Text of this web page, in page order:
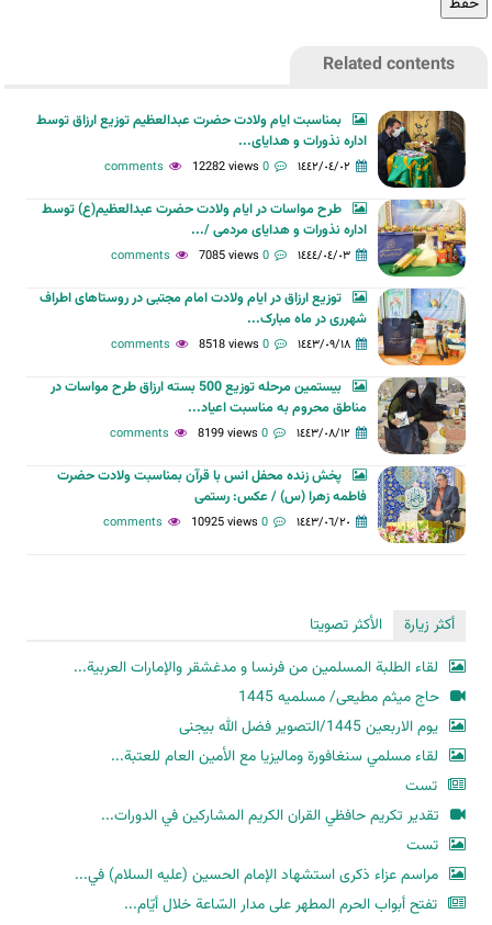
Related contents
بمناسبت ایام ولادت حضرت عبدالعظیم توزیع ارزاق توسط
اداره نذورات و هدایای...
١٤٤٢/٠٤/٠٢ 0 comments
12282 views
طرح مواسات در ایام ولادت حضرت عبدالعظیم(ع) توسط
اداره نذورات و هدایای مردمی /...
١٤٤٤/٠٤/٠٣ 0 comments
7085 views
توزیع ارزاق در ایام ولادت امام مجتبی در روستاهای اطراف
شهرری در ماه مبارک...
١٤٤٣/٠٩/١٨ 0 comments
8518 views
بیستمین مرحله توزیع 500 بسته ارزاق طرح مواسات در
مناطق محروم به مناسبت اعیاد...
١٤٤٣/٠٨/١٢ 0 comments
8199 views
پخش زنده محفل انس با قرآن بمناسبت ولادت حضرت
فاطمه زهرا (س) / عکس: رستمی
١٤٤٣/٠٦/٢٠ 0 comments
10925 views
أكثر زيارة
الأكثر تصويتا
لقاء الطلبة المسلمين من فرنسا و مدغشقر والإمارات العربية...
حاج میثم مطیعی/ مسلمیه 1445
یوم الاربعین 1445/التصویر فضل الله بیجنی
لقاء مسلمي سنغافورة وماليزيا مع الأمين العام للعتبة...
تست
تقدير تكريم حافظي القران الكريم المشاركين في الدورات...
تست
مراسم عزاء ذكرى استشهاد الإمام الحسين (عليه السلام) في...
تفتح أبواب الحرم المطهر على مدار السّاعة خلال أيّام...